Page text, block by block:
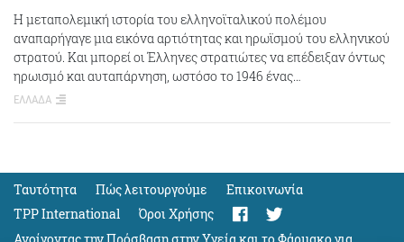
Η μεταπολεμική ιστορία του ελληνοϊταλικού πολέμου
αναπαρήγαγε μια εικόνα αρτιότητας και ηρωϊσμού του ελληνικού
στρατού. Και μπορεί οι Έλληνες στρατιώτες να επέδειξαν όντως
ηρωισμό και αυταπάρνηση, ωστόσο το 1946 ένας…
ΕΛΛΑΔΑ
Ταυτότητα Πώς λειτουργούμε
Eπικοινωνία
TPP International
Όροι Χρήσης